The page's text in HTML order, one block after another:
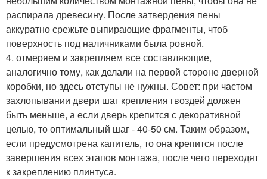
распирала древесину. После затвердения пены
аккуратно срежьте выпирающие фрагменты, чтоб
поверхность под наличниками была ровной.
4. отмеряем и закрепляем все составляющие,
аналогично тому, как делали на первой стороне дверной
коробки, но здесь отступы не нужны. Совет: при частом
захлопывании двери шаг крепления гвоздей должен
быть меньше, а если дверь крепится с декоративной
целью, то оптимальный шаг - 40-50 см. Таким образом,
если предусмотрена капитель, то она крепится после
завершения всех этапов монтажа, после чего переходят
к закреплению плинтуса.